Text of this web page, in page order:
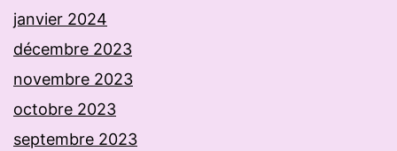
janvier 2024
décembre 2023
novembre 2023
octobre 2023
septembre 2023